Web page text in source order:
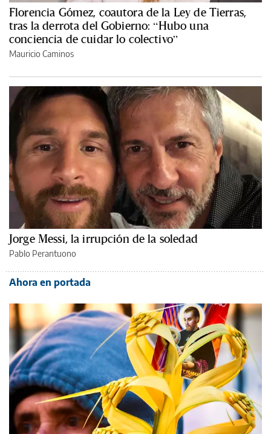
Florencia Gómez, coautora de la Ley de Tierras,
tras la derrota del Gobierno: “Hubo una
conciencia de cuidar lo colectivo”
Mauricio Caminos
Jorge Messi, la irrupción de la soledad
Pablo Perantuono
Ahora en portada